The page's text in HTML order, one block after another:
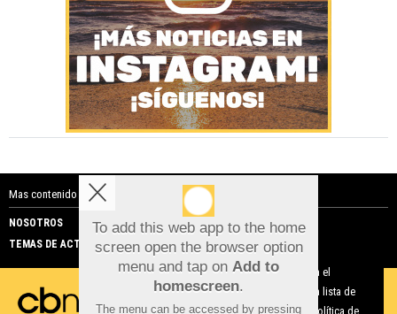
Mas contenido de Costa Blanca Noticias:
NOSOTROS
PUBLICIDAD
TEMAS DE ACTUALIDAD
To add this web app to the home
screen open the browser option
menu and tap on Add to
homescreen.
The menu can be accessed by pressing
Aviso sobre el Uso de cookies:
Utilizamos cookies nuestras y de terceros para el
funcionamiento del digital. Puedes consultar la lista de
cookies y como desconectarlas. Ver nuestra Política de